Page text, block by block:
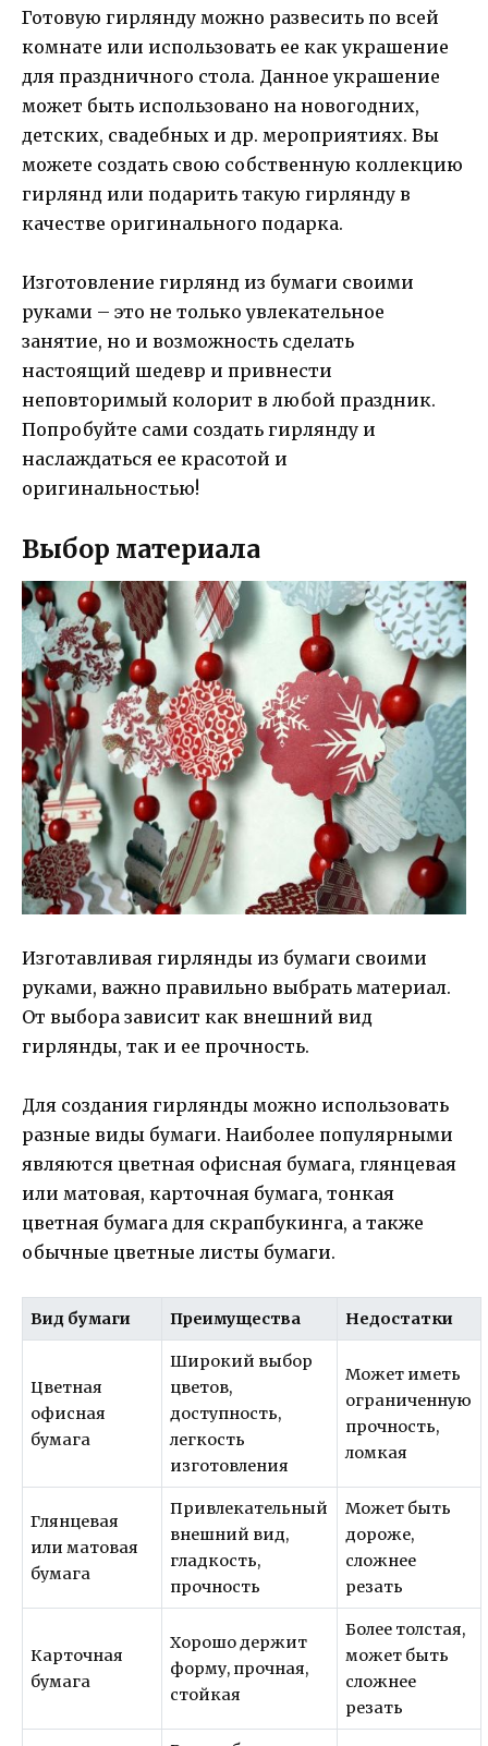
Готовую гирлянду можно развесить по всей
комнате или использовать ее как украшение
для праздничного стола. Данное украшение
может быть использовано на новогодних,
детских, свадебных и др. мероприятиях. Вы
можете создать свою собственную коллекцию
гирлянд или подарить такую гирлянду в
качестве оригинального подарка.
Изготовление гирлянд из бумаги своими
руками – это не только увлекательное
занятие, но и возможность сделать
настоящий шедевр и привнести
неповторимый колорит в любой праздник.
Попробуйте сами создать гирлянду и
наслаждаться ее красотой и
оригинальностью!
Выбор материала
Изготавливая гирлянды из бумаги своими
руками, важно правильно выбрать материал.
От выбора зависит как внешний вид
гирлянды, так и ее прочность.
Для создания гирлянды можно использовать
разные виды бумаги. Наиболее популярными
являются цветная офисная бумага, глянцевая
или матовая, карточная бумага, тонкая
цветная бумага для скрапбукинга, а также
обычные цветные листы бумаги.
Вид бумаги Преимущества Недостатки
Цветная
офисная
бумага
Широкий выбор
цветов,
доступность,
легкость
изготовления
Может иметь
ограниченную
прочность,
ломкая
Глянцевая
или матовая
бумага
Привлекательный
внешний вид,
гладкость,
прочность
Может быть
дороже,
сложнее
резать
Карточная
бумага
Хорошо держит
форму, прочная,
стойкая
Более толстая,
может быть
сложнее
резать